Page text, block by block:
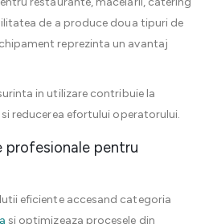
de a produce doua tipuri de
reprezinta un avantaj
in utilizare contribuie la
reducerea efortului operatorului.
profesionale pentru
eficiente accesand categoria
si optimizeaza procesele din